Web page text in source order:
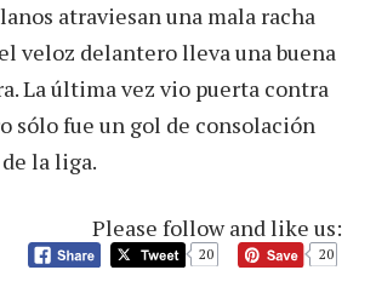
atraviesan una mala racha
veloz delantero lleva una buena
La última vez vio puerta contra
sólo fue un gol de consolación
la liga.
Please follow and like us:
20 20